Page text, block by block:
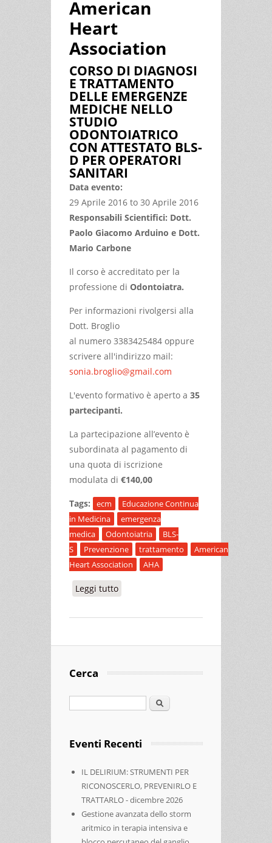
American
Heart
Association
CORSO DI DIAGNOSI
E TRATTAMENTO
DELLE EMERGENZE
MEDICHE NELLO
STUDIO
ODONTOIATRICO
CON ATTESTATO BLS-
D PER OPERATORI
SANITARI
Data evento:
29 Aprile 2016 to 30 Aprile 2016
Responsabili Scientifici: Dott.
Paolo Giacomo Arduino e Dott.
Mario Carbone
Il corso è accreditato per la
professione di Odontoiatra.
Per informazioni rivolgersi alla
Dott. Broglio
al numero 3383425484 oppure
scrivere all'indirizzo mail:
sonia.broglio@gmail.com
L'evento formativo è aperto a 35
partecipanti.
La partecipazione all’evento è
subordinata al pagamento di
una quota di iscrizione
modulata di €140,00
Tags: ecm
Educazione Continua
in Medicina
emergenza
medica
Odontoiatria
BLS-
S
Prevenzione trattamento
American
Heart Association
AHA
Leggi tutto
MEDICHE NELLO STUDIO
BLS-D PER OPERATORI SANITARI
Cerca
Cerca
Eventi Recenti
IL DELIRIUM: STRUMENTI PER
RICONOSCERLO, PREVENIRLO E
TRATTARLO - dicembre 2026
Gestione avanzata dello storm
aritmico in terapia intensiva e